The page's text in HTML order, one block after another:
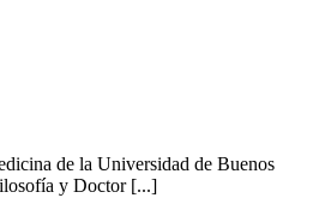
de la Universidad de Buenos
y Doctor [...]